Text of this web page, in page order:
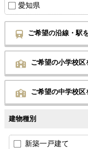
愛知県
ご希望の沿線・駅
ご希望の小学校
ご希望の中学校
建物種別
新築一戸建て